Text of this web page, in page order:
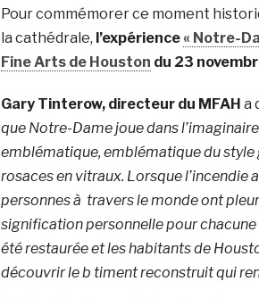
Pour commémorer ce moment
la cathédrale, l’expérience« Notre-
Fine Arts de Houston du 23
Gary Tinterow, directeur du MFAH a
que Notre-Dame joue dans
emblématique, emblématique du
rosaces en vitraux. Lorsque l’incendie
personnes à travers le monde ont
signification personnelle pour chacune
été restaurée et les habitants de
découvrir le b timent reconstruit qui